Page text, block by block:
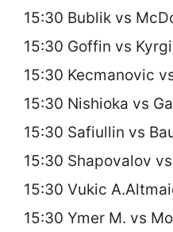
15:30 Bublik vs
15:30 Goffin vs
15:30 Kecmanovic
15:30 Nishioka vs
15:30 Safiullin vs
15:30 Shapovalov
15:30 Vukic
15:30 Ymer M. vs